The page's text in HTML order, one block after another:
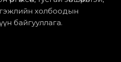
холбоодын
байгууллага.